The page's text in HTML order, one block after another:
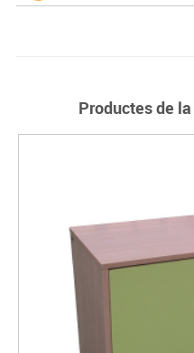
Productes de